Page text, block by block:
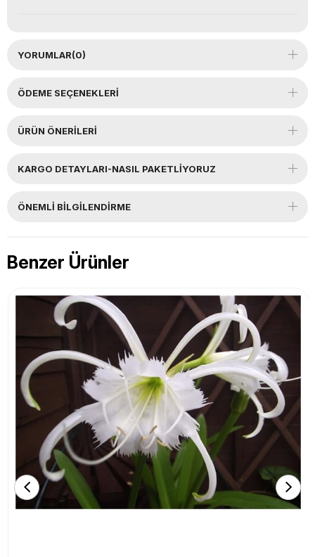
YORUMLAR(0)
ÖDEME SEÇENEKLERI
ÜRÜN ÖNERILERI
KARGO DETAYLARI-NASIL PAKETLİYORUZ
ÖNEMLI BILGILENDIRME
Benzer Ürünler